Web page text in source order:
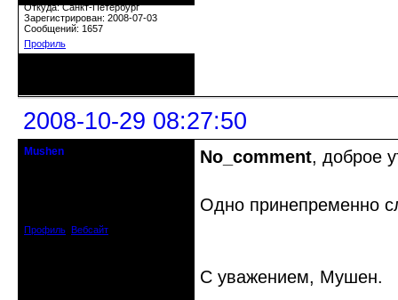
Откуда: Санкт-Петербург
Зарегистрирован: 2008-07-03
Сообщений: 1657
Профиль
2008-10-29 08:27:50
Mushen
Профиль Вебсайт
No_comment, доброе
Одно принепременно
С уважением, Мушен.